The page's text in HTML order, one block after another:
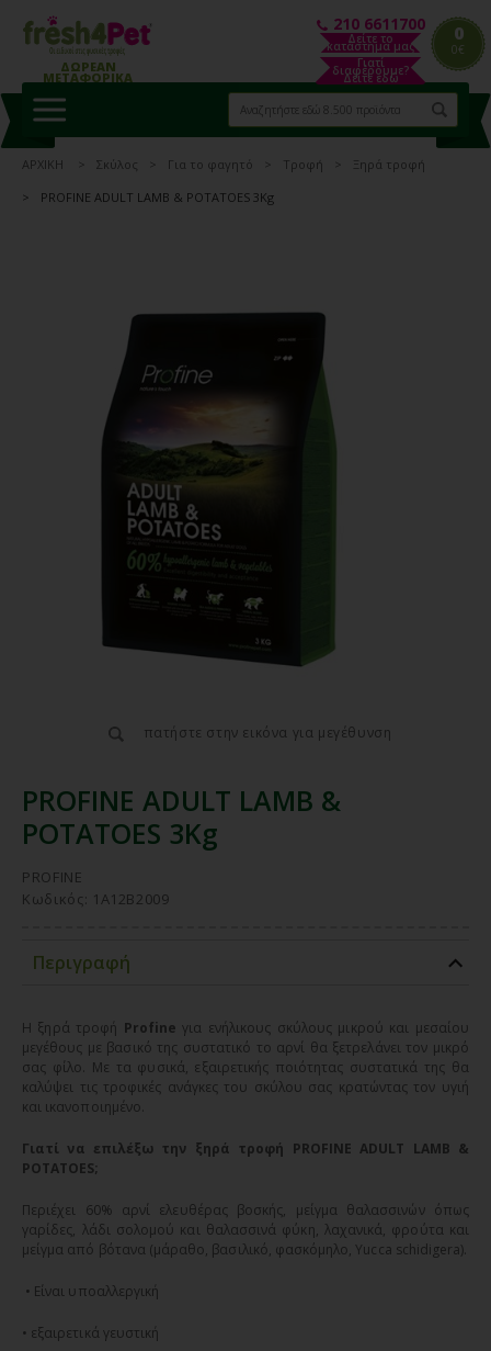
0
0€
ΔΩΡΕΑΝ
ΜΕΤΑΦΟΡΙΚΑ
Δείτε το
κατάστημα μας
Γιατί
διαφέρουμε?
Δείτε εδώ
210 6611700
ΑΡΧΙΚΗ Σκύλος Για το φαγητό Τροφή
Ξηρά τροφή
PROFINE ADULT LAMB & POTATOES 3Kg
πατήστε στην εικόνα για μεγέθυνση
PROFINE ADULT LAMB &
POTATOES 3Kg
PROFINE
Κωδικός: 1A12B2009
Περιγραφή
Η ξηρά τροφή Profineγια ενήλικους σκύλους μικρού και μεσαίου
μεγέθους με βασικό της συστατικό το αρνί θα ξετρελάνει τον μικρό
σας φίλο. Με τα φυσικά, εξαιρετικής ποιότητας συστατικά της θα
καλύψει τις τροφικές ανάγκες του σκύλου σας κρατώντας τον υγιή
και ικανοποιημένο.
Γιατί να επιλέξω την ξηρά τροφή PROFINE ADULT LAMB &
POTATOES;
Περιέχει 60% αρνί ελευθέρας βοσκής, μείγμα θαλασσινών όπως
γαρίδες, λάδι σολομού και θαλασσινά φύκη, λαχανικά, φρούτα και
μείγμα από βότανα (μάραθο, βασιλικό, φασκόμηλο, Yucca schidigera).
• Είναι υποαλλεργική
• εξαιρετικά γευστική